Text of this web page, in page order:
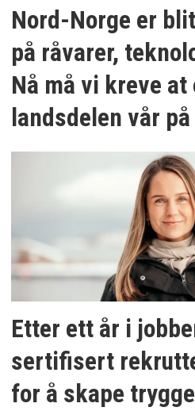
Nord-Norge er
på råvarer,
Nå må vi kreve at
landsdelen vår
Etter ett år i
sertifisert
for å skape